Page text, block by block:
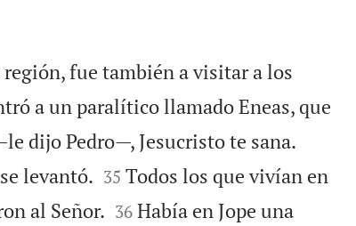
fue también a visitar a los
a un paralítico llamado Eneas, que
dijo Pedro—, Jesucristo te sana.
levantó.
35 Todos los que vivían en
al Señor.
36 Había en Jope una